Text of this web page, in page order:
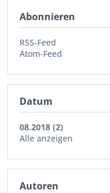
Abonnieren
RSS-Feed
Atom-Feed
Datum
08.2018 (2)
Alle anzeigen
Autoren